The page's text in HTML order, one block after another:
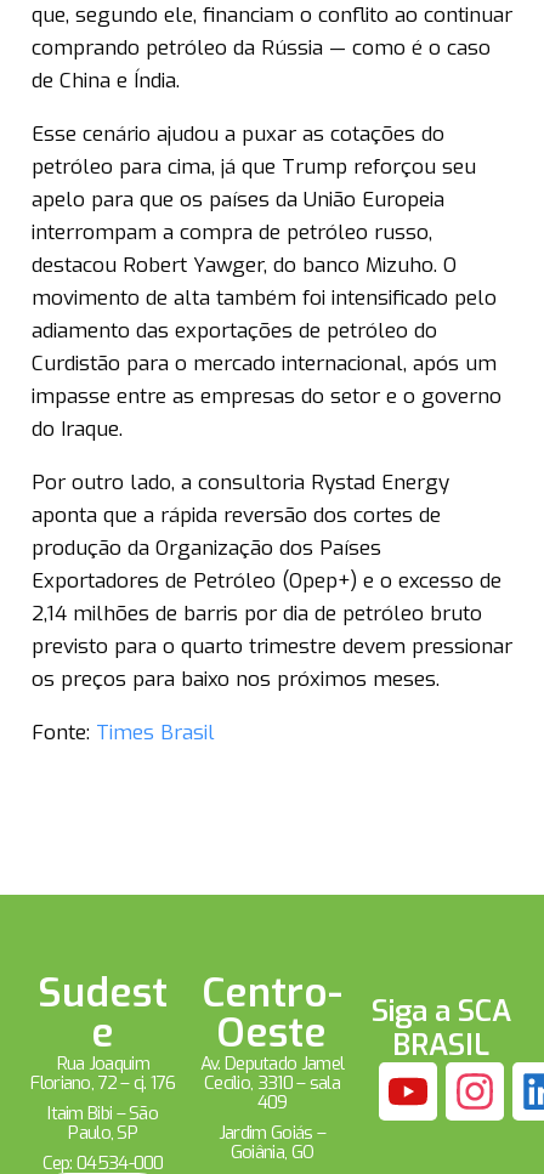
que, segundo ele, financiam o conflito ao continuar
comprando petróleo da Rússia — como é o caso
de China e Índia.
Esse cenário ajudou a puxar as cotações do
petróleo para cima, já que Trump reforçou seu
apelo para que os países da União Europeia
interrompam a compra de petróleo russo,
destacou Robert Yawger, do banco Mizuho. O
movimento de alta também foi intensificado pelo
adiamento das exportações de petróleo do
Curdistão para o mercado internacional, após um
impasse entre as empresas do setor e o governo
do Iraque.
Por outro lado, a consultoria Rystad Energy
aponta que a rápida reversão dos cortes de
produção da Organização dos Países
Exportadores de Petróleo (Opep+) e o excesso de
2,14 milhões de barris por dia de petróleo bruto
previsto para o quarto trimestre devem pressionar
os preços para baixo nos próximos meses.
Fonte: Times Brasil
Sudest
e
Rua Joaquim
Floriano, 72 – cj. 176
Itaim Bibi – São
Paulo, SP
Cep: 04534-000
Centro-
Oeste
Av. Deputado Jamel
Cecílio, 3310 – sala
409
Jardim Goiás –
Goiânia, GO
Siga a SCA
BRASIL